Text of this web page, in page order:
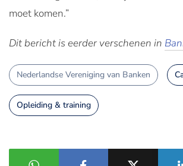
moet komen.”
Dit bericht is eerder verschenen in
Nederlandse Vereniging van Banken
Opleiding & training